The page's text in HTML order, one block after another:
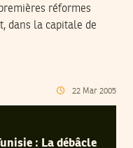
réformes
dans la capitale de
22 Mar 2005
: La débâcle